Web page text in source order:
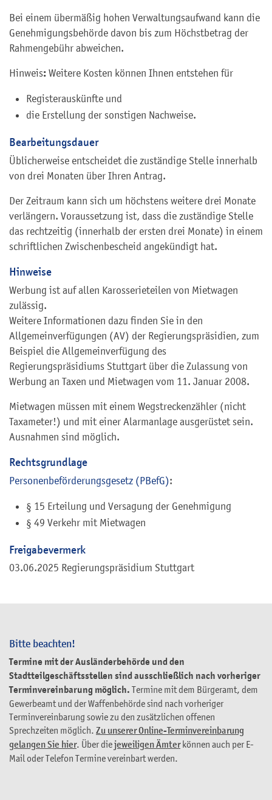
Bitte beachten!
Termine mit der Ausländerbehörde und den
Stadtteilgeschäftsstellen sind ausschließlich nach vorheriger
Terminvereinbarung möglich. Termine mit dem Bürgeramt, dem
Gewerbeamt und der Waffenbehörde sind nach vorheriger
Terminvereinbarung sowie zu den zusätzlichen offenen
Sprechzeiten möglich. Zu unserer Online-Terminvereinbarung
gelangen Sie hier. Über diejeweiligen Ämterkönnen auch per E-
Mail oder Telefon Termine vereinbart werden.
Bei einem übermäßig hohen Verwaltungsaufwand kann die
Genehmigungsbehörde davon bis zum Höchstbetrag der
Rahmengebühr abweichen.
Hinweis: Weitere Kosten können Ihnen entstehen für
Registerauskünfte und
die Erstellung der sonstigen Nachweise.
Bearbeitungsdauer
Üblicherweise entscheidet die zuständige Stelle innerhalb
von drei Monaten über Ihren Antrag.
Der Zeitraum kann sich um höchstens weitere drei Monate
verlängern. Voraussetzung ist, dass die zuständige Stelle
das rechtzeitig (innerhalb der ersten drei Monate) in einem
schriftlichen Zwischenbescheid angekündigt hat.
Hinweise
Werbung ist auf allen Karosserieteilen von Mietwagen
zulässig.
Weitere Informationen dazu finden Sie in den
Allgemeinverfügungen (AV) der Regierungspräsidien, zum
Beispiel die Allgemeinverfügung des
Regierungspräsidiums Stuttgart über die Zulassung von
Werbung an Taxen und Mietwagen vom 11. Januar 2008.
Mietwagen müssen mit einem Wegstreckenzähler (nicht
Taxameter!) und mit einer Alarmanlage ausgerüstet sein.
Ausnahmen sind möglich.
Rechtsgrundlage
Personenbeförderungsgesetz (PBefG):
§ 15 Erteilung und Versagung der Genehmigung
§ 49 Verkehr mit Mietwagen
Freigabevermerk
03.06.2025 Regierungspräsidium Stuttgart